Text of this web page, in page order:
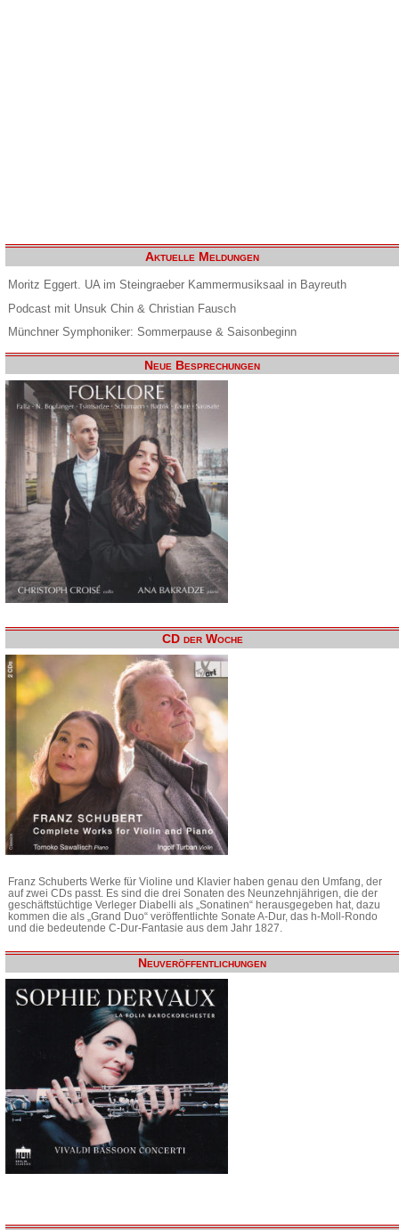
Aktuelle Meldungen
Moritz Eggert. UA im Steingraeber Kammermusiksaal in Bayreuth
Podcast mit Unsuk Chin & Christian Fausch
Münchner Symphoniker: Sommerpause & Saisonbeginn
Neue Besprechungen
CD der Woche
Franz Schuberts Werke für Violine und Klavier haben genau den Umfang, der
auf zwei CDs passt. Es sind die drei Sonaten des Neunzehnjährigen, die der
geschäftstüchtige Verleger Diabelli als „Sonatinen“ herausgegeben hat, dazu
kommen die als „Grand Duo“ veröffentlichte Sonate A-Dur, das h-Moll-Rondo
und die bedeutende C-Dur-Fantasie aus dem Jahr 1827.
Neuveröffentlichungen